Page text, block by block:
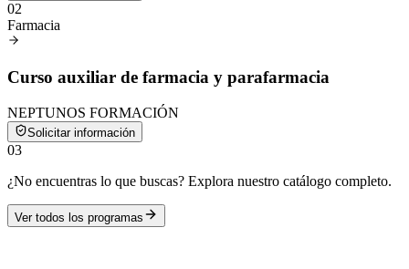
02
Farmacia
Curso auxiliar de farmacia y parafarmacia
NEPTUNOS FORMACIÓN
Solicitar información
03
¿No encuentras lo que buscas? Explora nuestro catálogo completo.
Ver todos los programas